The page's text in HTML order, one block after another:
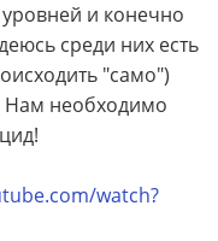
и конечно
среди них есть
"само")
Нам необходимо
watch?